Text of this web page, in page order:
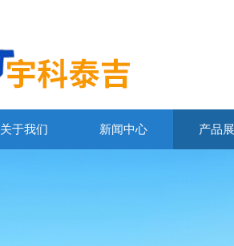
关于我们 新闻中心 产品